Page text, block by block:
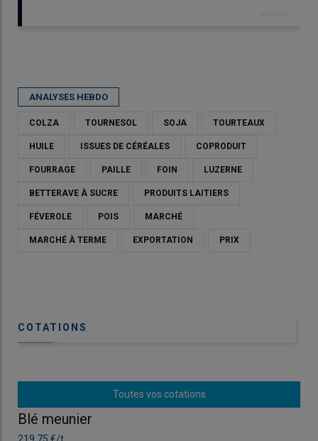
© REUSSIR SA
Les cours ducolza
et le 26 novembre, se stabilisant sur l’échéance février 2025 et
ANALYSES HEBDO
COLZA TOURNESOL SOJA TOURTEAUX
HUILE ISSUES DE CÉRÉALES COPRODUIT
FOURRAGE PAILLE FOIN LUZERNE
BETTERAVE À SUCRE PRODUITS LAITIERS
FÉVEROLE POIS MARCHÉ
MARCHÉ À TERME EXPORTATION PRIX
COTATIONS
Toutes vos cotations
Blé meunier